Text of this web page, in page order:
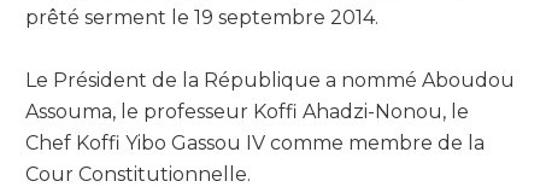
prêté serment le 19 septembre 2014.
Le Président de la République a nommé Aboudou
Assouma, le professeur Koffi Ahadzi-Nonou, le
Chef Koffi Yibo Gassou IV comme membre de la
Cour Constitutionnelle.